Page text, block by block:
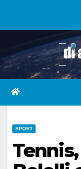
SPORT